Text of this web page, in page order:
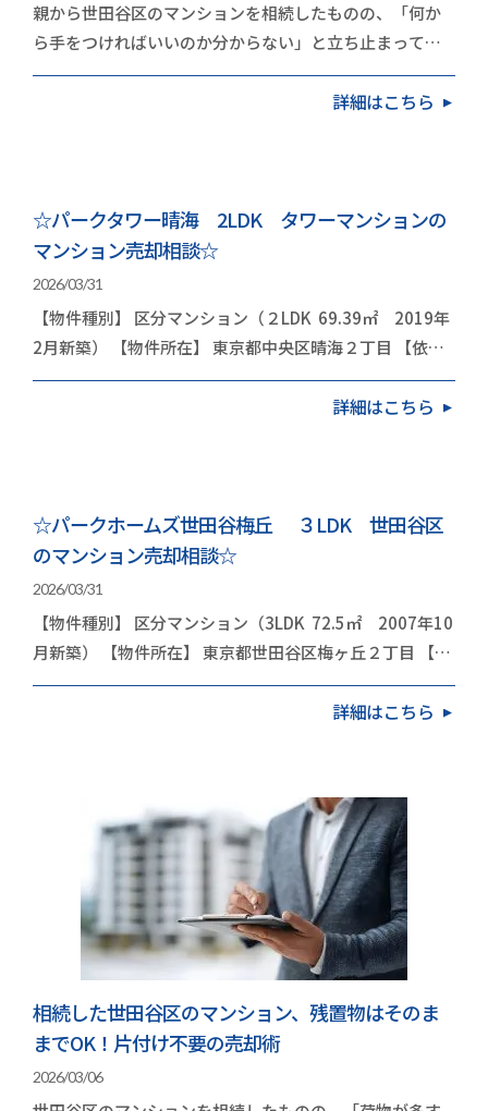
親から世田谷区のマンションを相続したものの、「何か
ら手をつければいいのか分からない」と立ち止まってい
る方は多いのではないでしょうか。世田谷区のマンシ…
詳細はこちら
☆パークタワー晴海 2LDK タワーマンションの
マンション売却相談☆
2026/03/31
【物件種別】 区分マンション（２LDK 69.39㎡ 2019年
2月新築） 【物件所在】 東京都中央区晴海２丁目 【依頼
内容】 お住み替え（引越し） 今回は…
詳細はこちら
☆パークホームズ世田谷梅丘 ３LDK 世田谷区
のマンション売却相談☆
2026/03/31
【物件種別】 区分マンション（3LDK 72.5㎡ 2007年10
月新築） 【物件所在】 東京都世田谷区梅ヶ丘２丁目 【依
頼内容】 お住み替え（引越し） 今…
詳細はこちら
相続した世田谷区のマンション、残置物はそのま
までOK！片付け不要の売却術
2026/03/06